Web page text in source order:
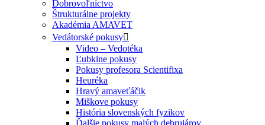
Dobrovoľníctvo
Štrukturálne projekty
Akadémia AMAVET
Vedátorské pokusy
Video – Vedotéka
Ľubkine pokusy
Pokusy profesora Scientifixa
Heuréka
Hravý amaveťáčik
Miškove pokusy
História slovenských fyzikov
Ďalšie pokusy malých debrujárov